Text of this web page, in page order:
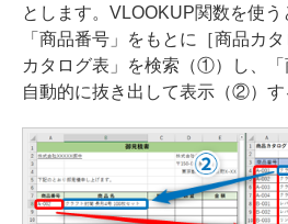
とします。VLOOKUP関数を使
「商品番号」をもとに［商品カ
カタログ表」を検索（①）し、
自動的に抜き出して表示（②）す